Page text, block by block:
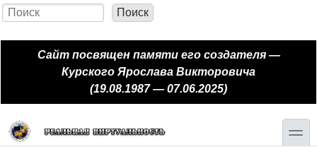
Перейти к основному содержанию
Skip to search
Форма поиска
Поиск
Сайт посвящен памяти его создателя —
Курского Ярослава Викторовича
(19.08.1987 — 07.06.2025)
toggle